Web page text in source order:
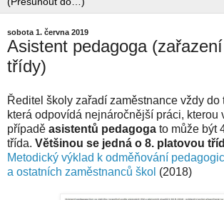
sobota 1. června 2019
Asistent pedagoga
třídy)
Ředitel školy zařadí zaměstnance vždy do
která odpovídá nejnáročnější práci, kterou
případě asistentů pedagoga to může být
třída. Většinou se jedná o 8. platovou
Metodický výklad k odměňování
a ostatních zaměstnanců škol (2018)